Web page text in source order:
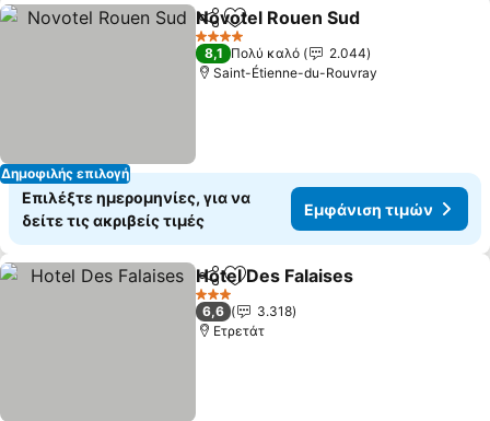
Δημοφιλής επιλογή
Κοινοποίηση
Προσθήκη στα αγαπημένα
Novotel Rouen Sud
4 Αστέρια
8,1 Πολύ καλό
2.044
Saint-Étienne-du-Rouvray
Επιλέξτε ημερομηνίες, για να
δείτε τις ακριβείς τιμές
Εμφάνιση τιμών
Κοινοποίηση
Προσθήκη στα αγαπημένα
Hotel Des Falaises
3 Αστέρια
6,6
3.318
Ετρετάτ